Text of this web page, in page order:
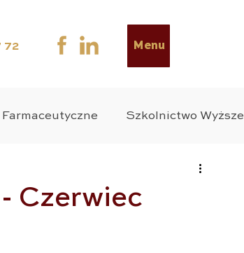
72 Menu
Farmaceutyczne Szkolnictwo Wyższe
ESG
Czerwiec